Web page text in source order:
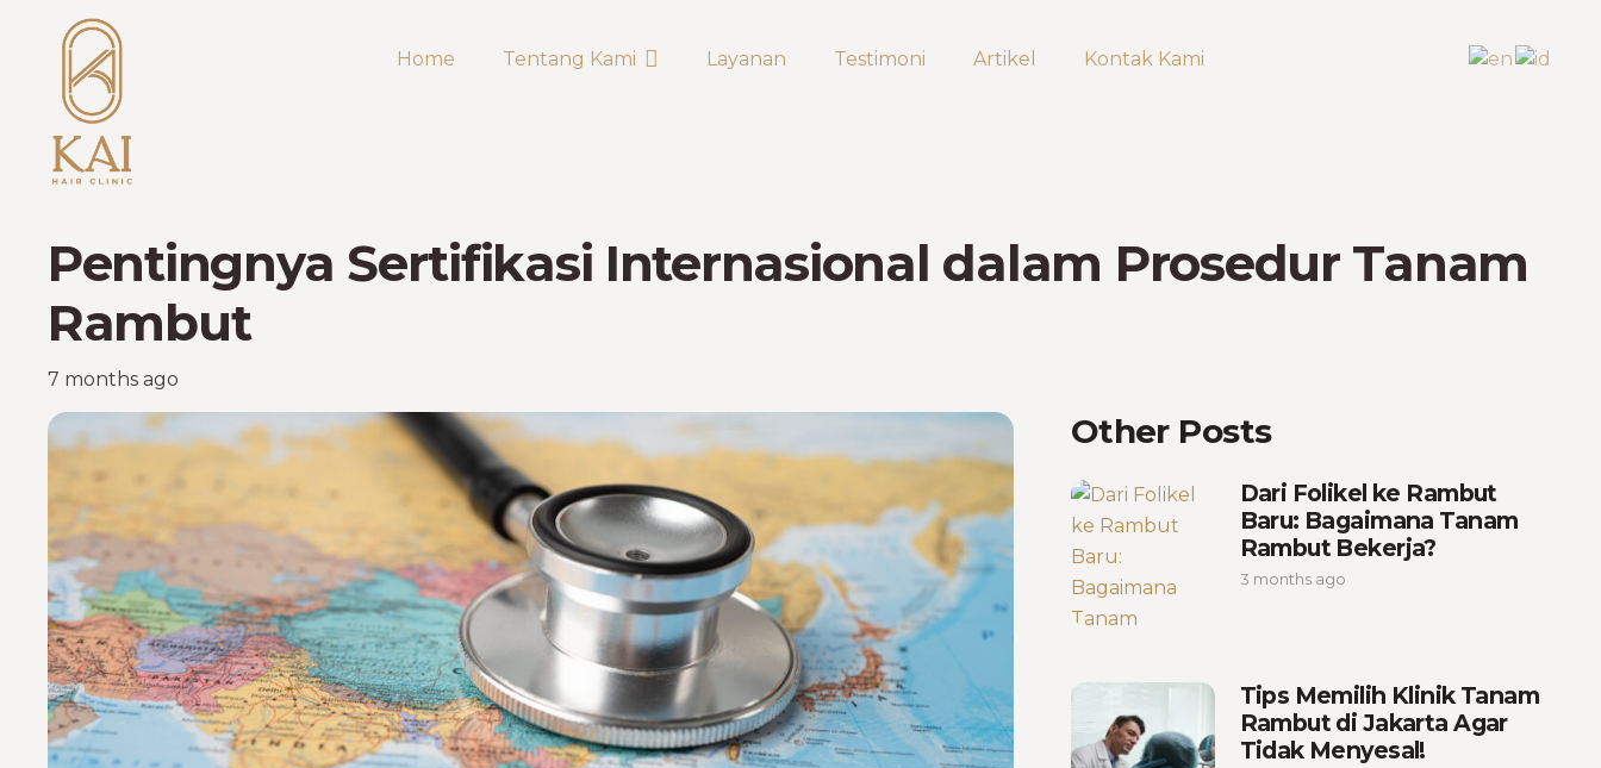
Home Tentang Kami Layanan Testimoni Artikel Kontak Kami
Pentingnya Sertifikasi Internasional dalam Prosedur Tanam
Rambut
7 months ago
Other Posts
Dari Folikel ke Rambut
Baru: Bagaimana Tanam
Rambut Bekerja?
3 months ago
Tips Memilih Klinik Tanam
Rambut di Jakarta Agar
Tidak Menyesal!